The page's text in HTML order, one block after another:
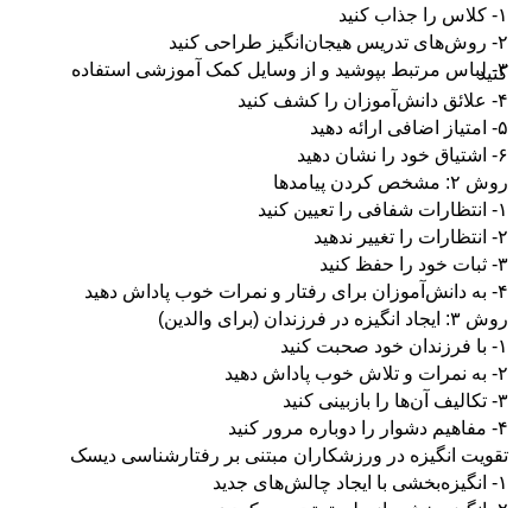
۱- کلاس را جذاب کنید
۲- روش‌های تدریس هیجان‌انگیز طراحی کنید
۳- لباس مرتبط بپوشید و از وسایل کمک آموزشی استفاده
کنید
۴- علائق دانش‌آموزان را کشف کنید
۵- امتیاز اضافی ارائه دهید
۶- اشتیاق خود را نشان دهید
روش ۲: مشخص کردن پیامدها
۱- انتظارات شفافی را تعیین کنید
۲- انتظارات را تغییر ندهید
۳- ثبات خود را حفظ کنید
۴- به دانش‌آموزان برای رفتار و نمرات خوب پاداش دهید
روش ۳: ایجاد انگیزه در فرزندان (برای والدین)
۱- با فرزندان خود صحبت کنید
۲- به نمرات و تلاش خوب پاداش دهید
۳- تکالیف آن‌ها را بازبینی کنید
۴- مفاهیم دشوار را دوباره مرور کنید
تقویت انگیزه در ورزشکاران مبتنی بر رفتارشناسی دیسک
۱- انگیزه‌بخشی با ایجاد چالش‌های جدید